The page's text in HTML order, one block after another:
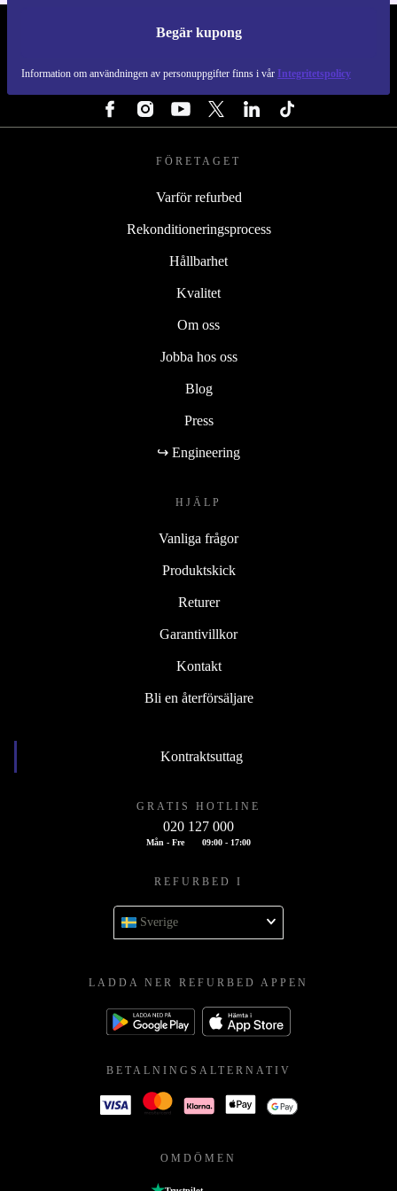
Begär kupong
Information om användningen av personuppgifter finns i vår Integritetspolicy
REFURBED SVERIGE - RETHINK NEW.
FÖLJ OSS
FÖRETAGET
Varför refurbed
Rekonditioneringsprocess
Hållbarhet
Kvalitet
Om oss
Jobba hos oss
Blog
Press
↪ Engineering
HJÄLP
Vanliga frågor
Produktskick
Returer
Garantivillkor
Kontakt
Bli en återförsäljare
Kontraktsuttag
GRATIS HOTLINE
020 127 000
Mån - Fre 09:00 - 17:00
REFURBED I
Sverige
LADDA NER REFURBED APPEN
BETALNINGSALTERNATIV
OMDÖMEN